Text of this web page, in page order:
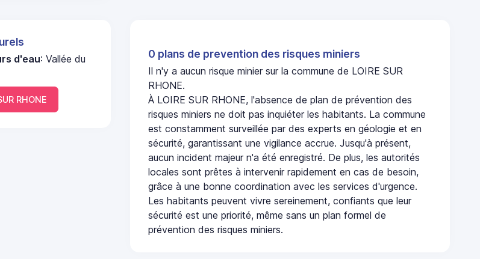
d'eau: Vallée du
RHONE
0 plans de prevention des risques miniers
Il n'y a aucun risque minier sur la commune de LOIRE SUR
RHONE.
À LOIRE SUR RHONE, l'absence de plan de prévention des
risques miniers ne doit pas inquiéter les habitants. La commune
est constamment surveillée par des experts en géologie et en
sécurité, garantissant une vigilance accrue. Jusqu'à présent,
aucun incident majeur n'a été enregistré. De plus, les autorités
locales sont prêtes à intervenir rapidement en cas de besoin,
grâce à une bonne coordination avec les services d'urgence.
Les habitants peuvent vivre sereinement, confiants que leur
sécurité est une priorité, même sans un plan formel de
prévention des risques miniers.